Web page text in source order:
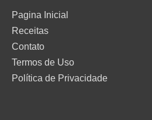
Pagina Inicial
Receitas
Contato
Termos de Uso
Política de Privacidade